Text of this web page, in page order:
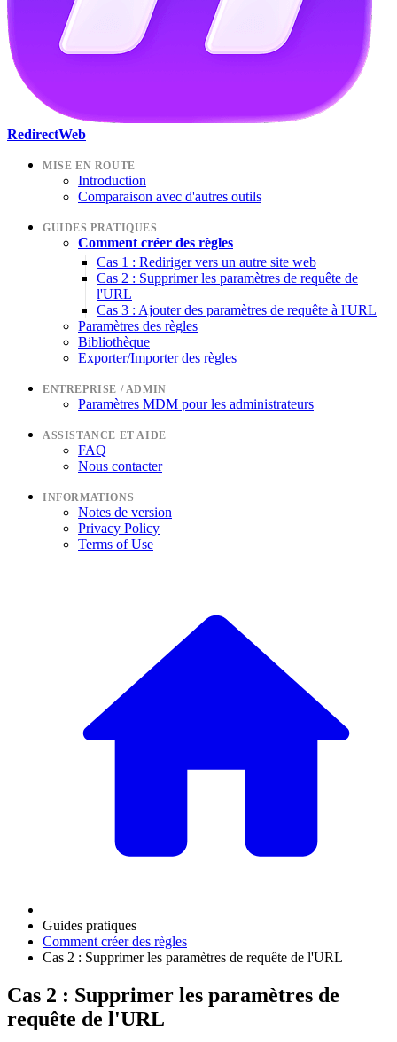
RedirectWeb
MISE EN ROUTE
Introduction
Comparaison avec d'autres outils
GUIDES PRATIQUES
Comment créer des règles
Cas 1 : Rediriger vers un autre site web
Cas 2 : Supprimer les paramètres de requête de
l'URL
Cas 3 : Ajouter des paramètres de requête à l'URL
Paramètres des règles
Bibliothèque
Exporter/Importer des règles
ENTREPRISE / ADMIN
Paramètres MDM pour les administrateurs
ASSISTANCE ET AIDE
FAQ
Nous contacter
INFORMATIONS
Notes de version
Privacy Policy
Terms of Use
Guides pratiques
Comment créer des règles
Cas 2 : Supprimer les paramètres de requête de l'URL
Cas 2 : Supprimer les paramètres de
requête de l'URL